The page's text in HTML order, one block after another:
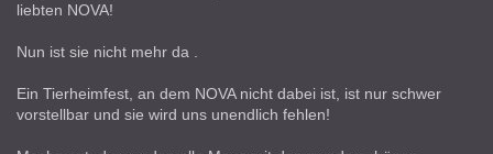
liebten NOVA!
Nun ist sie nicht mehr da .
Ein Tierheimfest, an dem NOVA nicht dabei ist, ist nur schwer
vorstellbar und sie wird uns unendlich fehlen!